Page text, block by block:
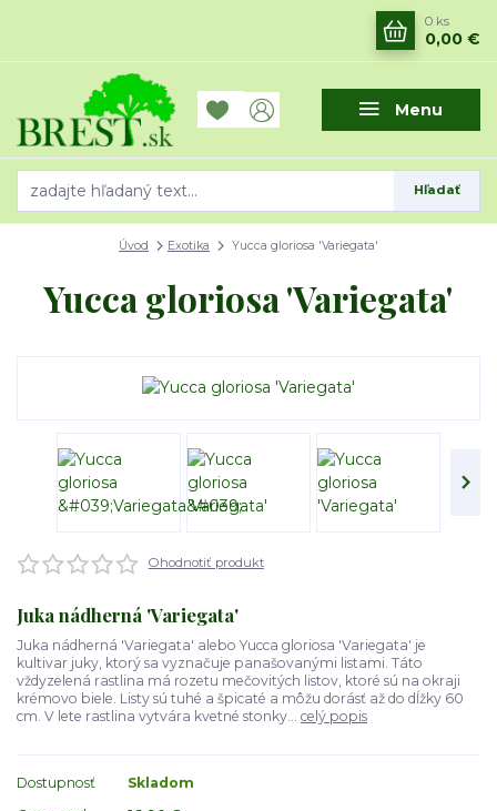
Menu
Hľadať
0 ks
0,00 €
Úvod Exotika Yucca gloriosa 'Variegata'
Yucca gloriosa 'Variegata'
Ohodnotiť produkt
Juka nádherná 'Variegata'
Juka nádherná 'Variegata' alebo Yucca gloriosa 'Variegata' je
kultivar juky, ktorý sa vyznačuje panašovanými listami. Táto
vždyzelená rastlina má rozetu mečovitých listov, ktoré sú na okraji
krémovo biele. Listy sú tuhé a špicaté a môžu dorásť až do dĺžky 60
cm. V lete rastlina vytvára kvetné stonky... celý popis
Dostupnosť
Skladom